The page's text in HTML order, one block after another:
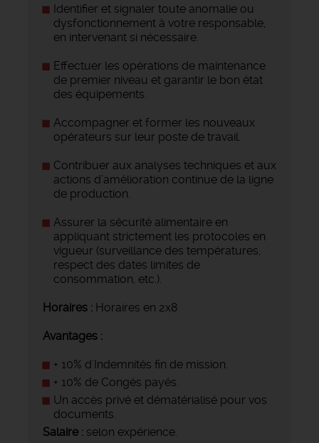
Identifier et signaler toute anomalie ou
dysfonctionnement à votre responsable,
en intervenant si nécessaire.
Effectuer les opérations de maintenance
de premier niveau et garantir le bon état
des équipements.
Accompagner et former les nouveaux
opérateurs sur leur poste de travail.
Contribuer aux analyses techniques et aux
actions d’amélioration continue de la ligne
de production.
Assurer la sécurité alimentaire en
appliquant strictement les protocoles en
vigueur (surveillance des températures,
respect des dates limites de
consommation, etc.).
Horaires : Horaires en 2x8
Avantages :
+ 10% d'Indemnités fin de mission.
+ 10% de Congés payés.
Un accès privé et dématérialisé pour vos
documents.
Salaire : selon expérience.